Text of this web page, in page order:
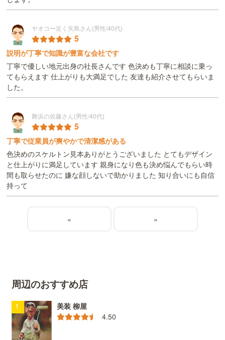
ヤオコー近く矢島さん(男性/40代)
5
説明が丁寧で知識が豊富な会社です
丁寧で優しい地元出身の社長さんです 色決めも丁寧に相談に乗っ
てもらえます 仕上がりも大満足でした 友達も紹介させてもらいま
した。
舞浜の佐藤さん(男性/40代)
5
丁寧で従業員が爽やかで清潔感がある
色決めのスケルトン見本ありがとうございました とてもデザイン
と仕上がりに満足しています 親身になり色も決め悩んでもらい時
間も取らせたのに 嫌な顔しないで助かりました 知り合いにも自信
持って
« »
周辺のおすすめ店
美装 柳屋
4.50